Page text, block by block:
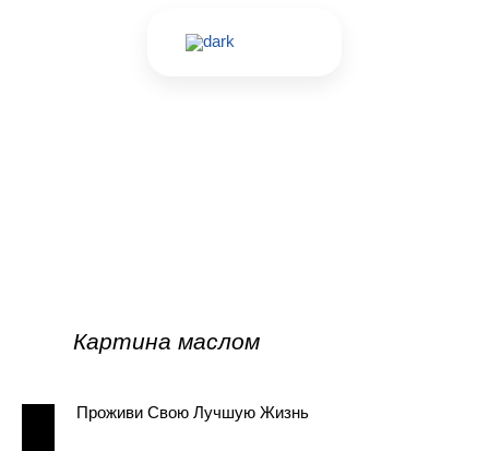
Картина маслом
Проживи Свою Лучшую Жизнь